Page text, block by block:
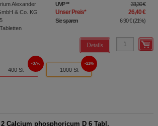
Alexander
& Co. KG
Tabletten
UVP** 33,30 €
Unser Preis* 26,40 €
Sie sparen 6,90 €(21%)
Details
400 St
37%
1000 St
21%
2 Calcium phosphoricum D 6 Tabl.